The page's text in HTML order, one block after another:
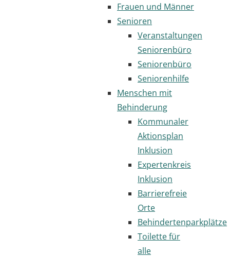
Frauen und Männer
Senioren
Veranstaltungen
Seniorenbüro
Seniorenbüro
Seniorenhilfe
Menschen mit
Behinderung
Kommunaler
Aktionsplan
Inklusion
Expertenkreis
Inklusion
Barrierefreie
Orte
Behindertenparkplätze
Toilette für
alle